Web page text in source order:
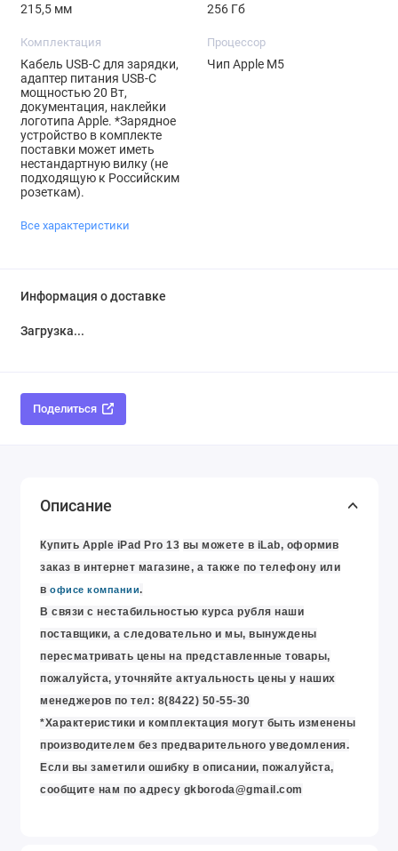
215,5 мм 256 Гб
Комплектация
Кабель USB‑C для зарядки,
адаптер питания USB‑C
мощностью 20 Вт,
документация, наклейки
логотипа Apple. *Зарядное
устройство в комплекте
поставки может иметь
нестандартную вилку (не
подходящую к Российским
розеткам).
Процессор
Чип Apple M5
Все характеристики
Информация о доставке
Загрузка...
Поделиться
Описание
Купить Apple iPad Pro 13 вы можете в iLab, оформив
заказ в интернет магазине, а также по телефону или
в офисе компании.
В связи с нестабильностью курса рубля наши
поставщики, а следовательно и мы, вынуждены
пересматривать цены на представленные товары,
пожалуйста, уточняйте актуальность цены у наших
менеджеров по тел: 8(8422) 50-55-30
*Характеристики и комплектация могут быть изменены
производителем без предварительного уведомления.
Если вы заметили ошибку в описании, пожалуйста,
сообщите нам по адресу gkboroda@gmail.com